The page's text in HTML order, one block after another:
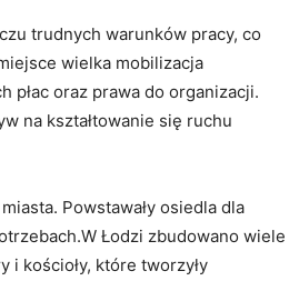
trudnych warunków pracy, co
wielka mobilizacja
płac oraz prawa do organizacji.
na kształtowanie się ruchu
Powstawały osiedla dla
Łodzi zbudowano wiele
i kościoły, które tworzyły